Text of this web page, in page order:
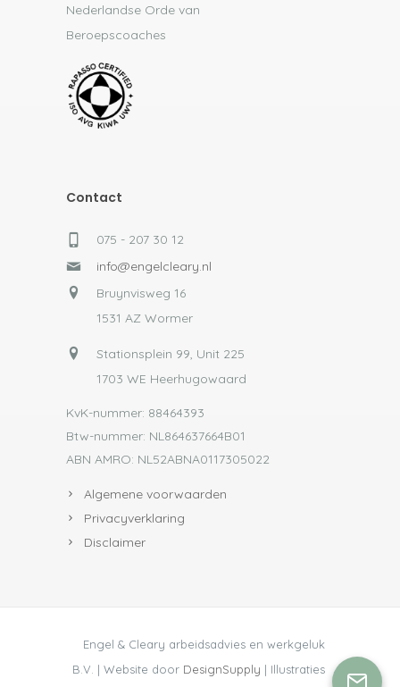
Nederlandse Orde van
Beroepscoaches
Contact
075 - 207 30 12
info@engelcleary.nl
Bruynvisweg 16
1531 AZ Wormer
Stationsplein 99, Unit 225
1703 WE Heerhugowaard
KvK-nummer: 88464393
Btw-nummer: NL864637664B01
ABN AMRO: NL52ABNA0117305022
Algemene voorwaarden
Privacyverklaring
Disclaimer
Engel & Cleary arbeidsadvies en werkgeluk
B.V. | Website door DesignSupply | Illustraties